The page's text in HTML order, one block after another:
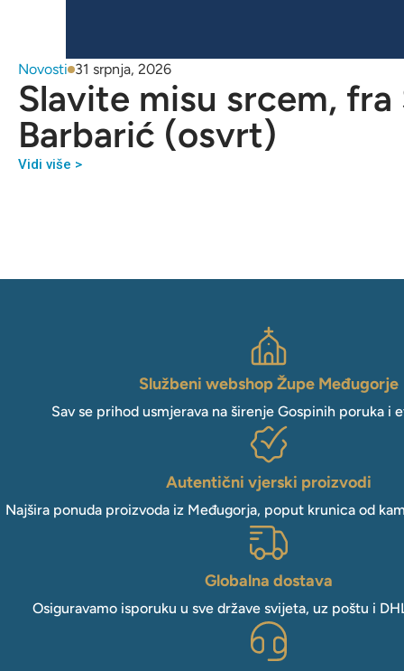
Novosti 31 srpnja, 2026
Slavite misu srcem, fra
Barbarić (osvrt)
Vidi više >
Službeni webshop Župe Međugorje
Sav se prihod usmjerava na širenje Gospinih poruka i
Autentični vjerski proizvodi
Najšira ponuda proizvoda iz Međugorja, poput krunica od
Globalna dostava
Osiguravamo isporuku u sve države svijeta, uz poštu i